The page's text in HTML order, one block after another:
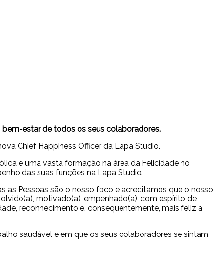
estar de todos os seus colaboradores.
Chief Happiness Officer da Lapa Studio.
e uma vasta formação na área da Felicidade no
das suas funções na Lapa Studio.
as Pessoas são o nosso foco e acreditamos que o nosso
motivado(a), empenhado(a), com espírito de
reconhecimento e, consequentemente, mais feliz a
saudável e em que os seus colaboradores se sintam